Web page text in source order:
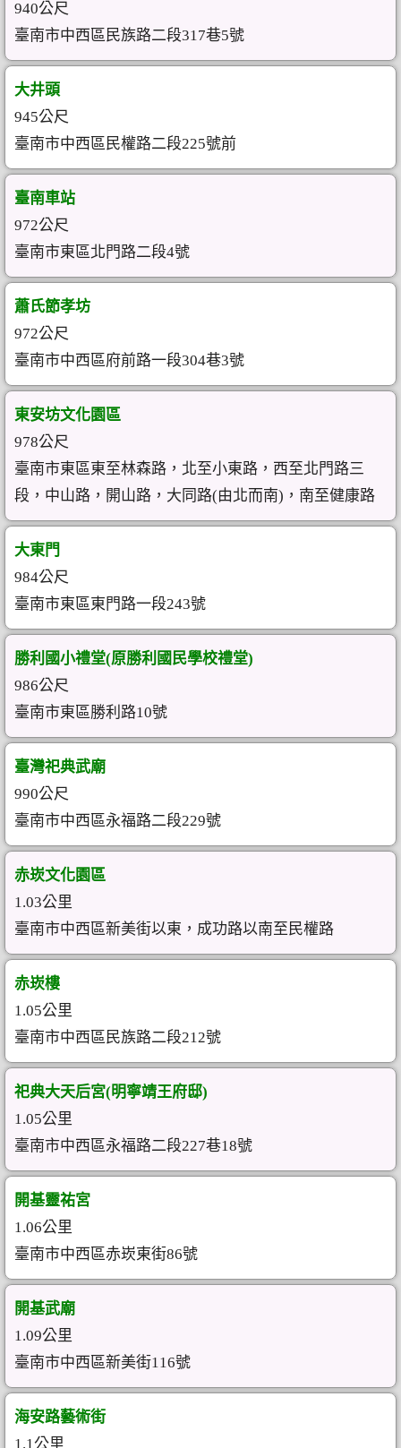
940公尺
臺南市中西區民族路二段317巷5號
大井頭
945公尺
臺南市中西區民權路二段225號前
臺南車站
972公尺
臺南市東區北門路二段4號
蕭氏節孝坊
972公尺
臺南市中西區府前路一段304巷3號
東安坊文化園區
978公尺
臺南市東區東至林森路，北至小東路，西至北門路三
段，中山路，開山路，大同路(由北而南)，南至健康路
大東門
984公尺
臺南市東區東門路一段243號
勝利國小禮堂(原勝利國民學校禮堂)
986公尺
臺南市東區勝利路10號
臺灣祀典武廟
990公尺
臺南市中西區永福路二段229號
赤崁文化園區
1.03公里
臺南市中西區新美街以東，成功路以南至民權路
赤崁樓
1.05公里
臺南市中西區民族路二段212號
祀典大天后宮(明寧靖王府邸)
1.05公里
臺南市中西區永福路二段227巷18號
開基靈祐宮
1.06公里
臺南市中西區赤崁東街86號
開基武廟
1.09公里
臺南市中西區新美街116號
海安路藝術街
1.1公里